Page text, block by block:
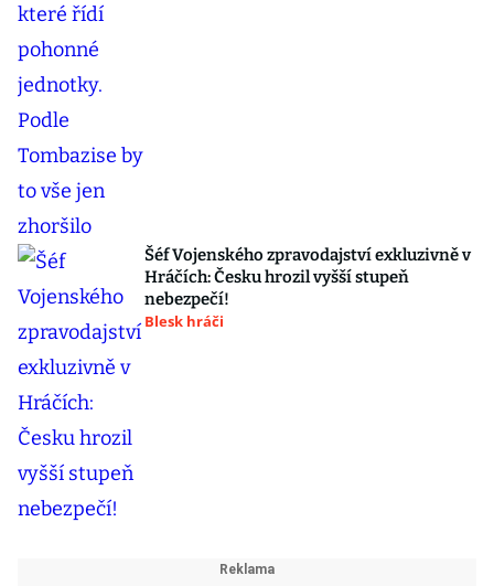
Šéf Vojenského zpravodajství exkluzivně v
Hráčích: Česku hrozil vyšší stupeň
nebezpečí!
Blesk hráči